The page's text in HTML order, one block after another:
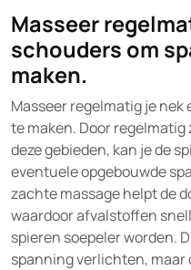
Masseer
schouders om
maken.
Masseer regelmatig je
te maken. Door
deze gebieden, kan je de
eventuele opgebouwde
zachte massage helpt de
waardoor afvalstoffen
spieren soepeler worden.
spanning verlichten, maar